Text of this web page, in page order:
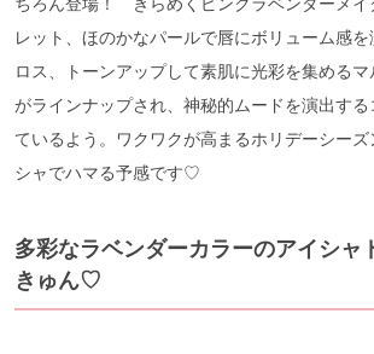
レット、ほのかなパールで唇にボリューム感
ロス、トーンアップして素肌に光彩を集める
がラインナップされ、神秘的ムードを演出する
ているよう。ワクワクが高まるホリデーシー
シャでハマる予感です♡
多彩なラベンダーカラーのアイシャ
きゅん♡